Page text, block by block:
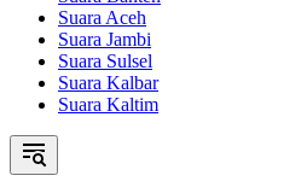
Suara Aceh
Suara Jambi
Suara Sulsel
Suara Kalbar
Suara Kaltim